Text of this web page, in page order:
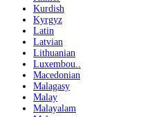
Kurdish
Kyrgyz
Latin
Latvian
Lithuanian
Luxembou..
Macedonian
Malagasy
Malay
Malayalam